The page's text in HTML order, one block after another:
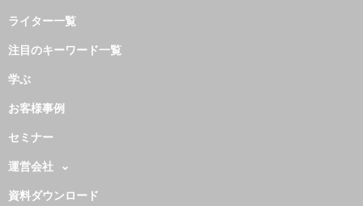
ライター一覧
注目のキーワード一覧
学ぶ
お客様事例
セミナー
運営会社
資料ダウンロード